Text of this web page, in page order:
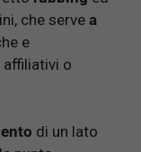
che servea
e
o
di un lato